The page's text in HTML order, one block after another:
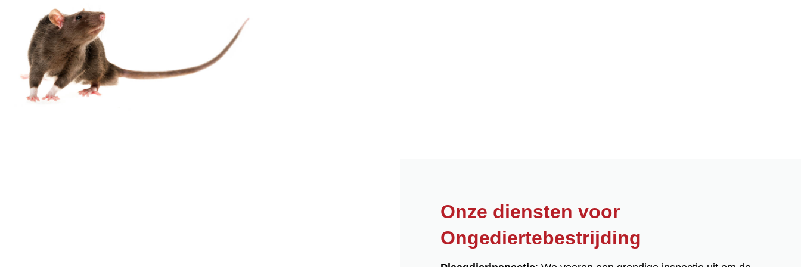
Onze diensten voor
Ongediertebestrijding